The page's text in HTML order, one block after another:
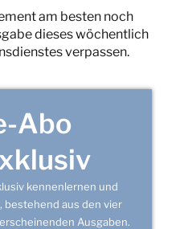
am besten noch
dieses wöchentlich
verpassen.
Abo
kennenlernen und
, bestehend aus den vier
Ausgaben.